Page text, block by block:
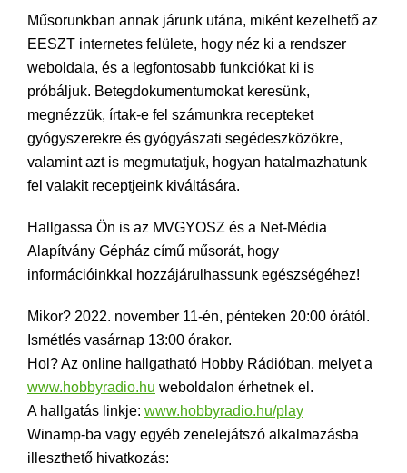
Műsorunkban annak járunk utána, miként kezelhető az
EESZT internetes felülete, hogy néz ki a rendszer
weboldala, és a legfontosabb funkciókat ki is
próbáljuk. Betegdokumentumokat keresünk,
megnézzük, írtak-e fel számunkra recepteket
gyógyszerekre és gyógyászati segédeszközökre,
valamint azt is megmutatjuk, hogyan hatalmazhatunk
fel valakit receptjeink kiváltására.
Hallgassa Ön is az MVGYOSZ és a Net-Média
Alapítvány Gépház című műsorát, hogy
információinkkal hozzájárulhassunk egészségéhez!
Mikor? 2022. november 11-én, pénteken 20:00 órától.
Ismétlés vasárnap 13:00 órakor.
Hol? Az online hallgatható Hobby Rádióban, melyet a
www.hobbyradio.hu weboldalon érhetnek el.
A hallgatás linkje: www.hobbyradio.hu/play
Winamp-ba vagy egyéb zenelejátszó alkalmazásba
illeszthető hivatkozás: